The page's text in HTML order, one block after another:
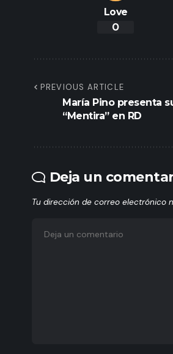
Love
0
PREVIOUS ARTICLE
María Pino presenta
“Mentira” en RD
Deja un
Tu dirección de correo electrónico